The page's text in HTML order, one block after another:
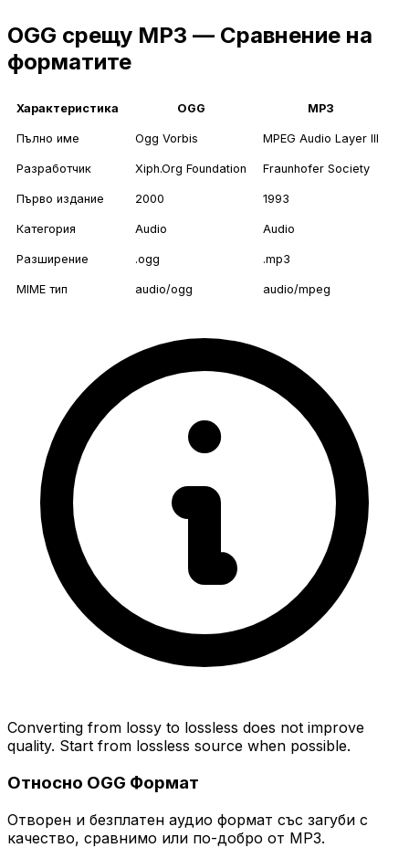
OGG срещу MP3 — Сравнение на
форматите
Характеристика OGG MP3
Пълно име Ogg Vorbis MPEG Audio Layer III
Разработчик Xiph.Org Foundation Fraunhofer Society
Първо издание 2000 1993
Категория Audio Audio
Разширение .ogg .mp3
MIME тип audio/ogg audio/mpeg
Converting from lossy to lossless does not improve
quality. Start from lossless source when possible.
Относно OGG Формат
Отворен и безплатен аудио формат със загуби с
качество, сравнимо или по-добро от MP3.